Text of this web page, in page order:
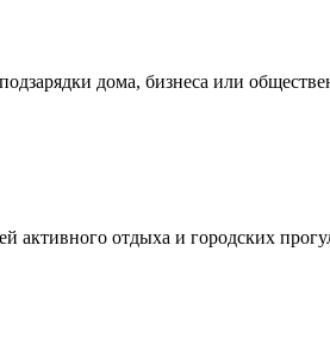
дома, бизнеса или
активного отдыха и городских